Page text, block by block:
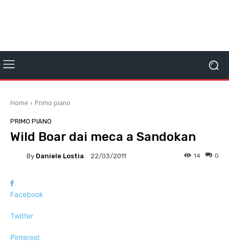
Home Primo piano
PRIMO PIANO
Wild Boar dai meca a Sandokan
By Daniele Lostia 22/03/2011 0
14
Facebook
Twitter
Pinterest